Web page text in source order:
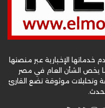
الإخبارية عبر منصتها
ما يخص الشأن العام في مصر
وتحليلات موثوقة تضع القارئ